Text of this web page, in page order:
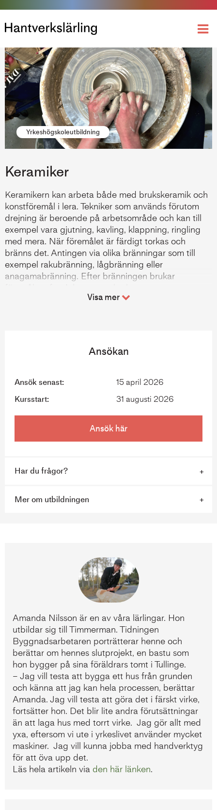
Yrkeshögskoleutbildning
Keramiker
Keramikern kan arbeta både med brukskeramik och
konstföremål i lera. Tekniker som används förutom
drejning är beroende på arbetsområde och kan till
exempel vara gjutning, kavling, klappning, ringling
med mera. När föremålet är färdigt torkas och
bränns det. Antingen via olika bränningar som till
exempel rakubränning, lågbränning eller
anagamabränning. Efter bränningen brukar
Keramik
Visa mer
Ansökan
Ansök senast:
15 april 2026
Kursstart:
31 augusti 2026
Ansök här
Har du frågor?
Mer om utbildningen
Amanda Nilsson är en av våra lärlingar. Hon
utbildar sig till Timmerman. Tidningen
Byggnadsarbetaren porträtterar henne och
berättar om hennes slutprojekt, en bastu som
hon bygger på sina föräldrars tomt i Tullinge.
– Jag vill testa att bygga ett hus från grunden
och känna att jag kan hela processen, berättar
Amanda. Jag vill testa att göra det i färskt virke,
fortsätter hon. Det blir lite andra förutsättningar
än att laga hus med torrt virke. Jag gör allt med
yxa, eftersom vi ute i yrkeslivet använder mycket
maskiner. Jag vill kunna jobba med handverktyg
för att öva upp det.
Läs hela artikeln via den här länken.